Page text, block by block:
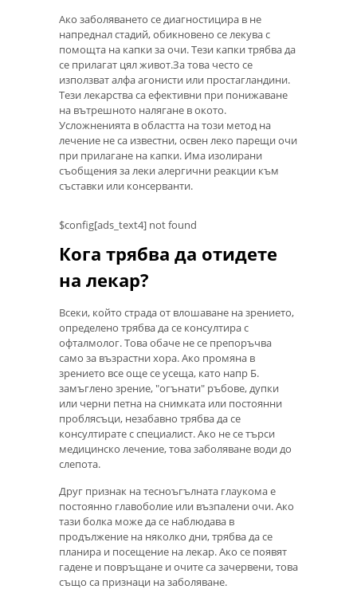
Ако заболяването се диагностицира в не
напреднал стадий, обикновено се лекува с
помощта на капки за очи. Тези капки трябва да
се прилагат цял ​​живот.За това често се
използват алфа агонисти или простагландини.
Тези лекарства са ефективни при понижаване
на вътрешното налягане в окото.
Усложненията в областта на този метод на
лечение не са известни, освен леко парещи очи
при прилагане на капки. Има изолирани
съобщения за леки алергични реакции към
съставки или консерванти.
$config[ads_text4] not found
Кога трябва да отидете
на лекар?
Всеки, който страда от влошаване на зрението,
определено трябва да се консултира с
офталмолог. Това обаче не се препоръчва
само за възрастни хора. Ако промяна в
зрението все още се усеща, като напр Б.
замъглено зрение, "огънати" ръбове, дупки
или черни петна на снимката или постоянни
проблясъци, незабавно трябва да се
консултирате с специалист. Ако не се търси
медицинско лечение, това заболяване води до
слепота.
Друг признак на тесноъгълната глаукома е
постоянно главоболие или възпалени очи. Ако
тази болка може да се наблюдава в
продължение на няколко дни, трябва да се
планира и посещение на лекар. Ако се появят
гадене и повръщане и очите са зачервени, това
също са признаци на заболяване.